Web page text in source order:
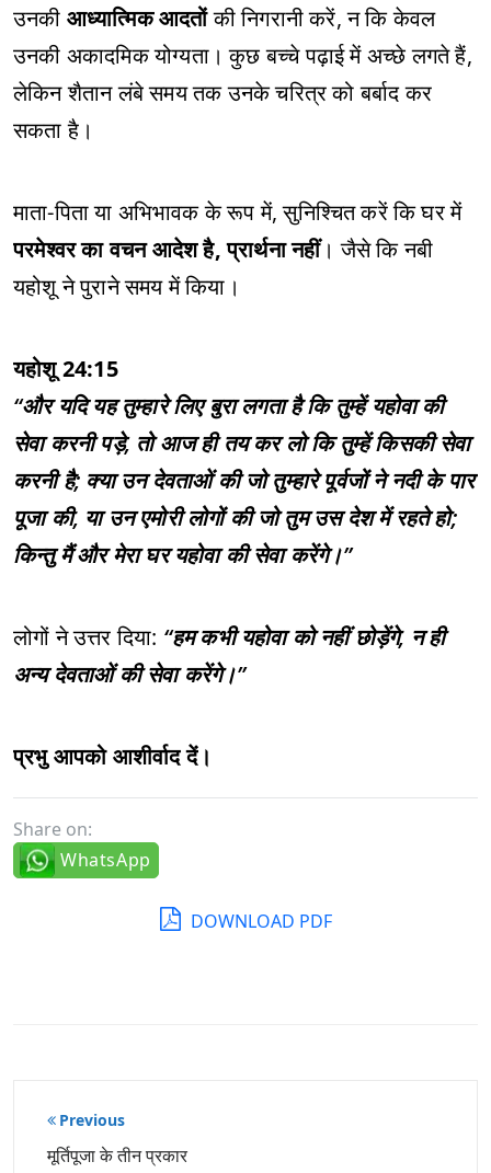
उनकी आध्यात्मिक आदतोंकी निगरानी करें, न कि केवल
उनकी अकादमिक योग्यता। कुछ बच्चे पढ़ाई में अच्छे लगते हैं,
लेकिन शैतान लंबे समय तक उनके चरित्र को बर्बाद कर
सकता है।
माता-पिता या अभिभावक के रूप में, सुनिश्चित करें कि घर में
परमेश्वर का वचन आदेश है, प्रार्थना नहीं। जैसे कि नबी
यहोशू ने पुराने समय में किया।
यहोशू 24:15
“और यदि यह तुम्हारे लिए बुरा लगता है कि तुम्हें यहोवा की
सेवा करनी पड़े, तो आज ही तय कर लो कि तुम्हें किसकी सेवा
करनी है; क्या उन देवताओं की जो तुम्हारे पूर्वजों ने नदी के पार
पूजा की, या उन एमोरी लोगों की जो तुम उस देश में रहते हो;
किन्तु मैं और मेरा घर यहोवा की सेवा करेंगे।”
लोगों ने उत्तर दिया: “हम कभी यहोवा को नहीं छोड़ेंगे, न ही
अन्य देवताओं की सेवा करेंगे।”
प्रभु आपको आशीर्वाद दें।
Share on:
WhatsApp
DOWNLOAD PDF
पोस्ट
नेविगेशन
Previous
मूर्तिपूजा के तीन प्रकार